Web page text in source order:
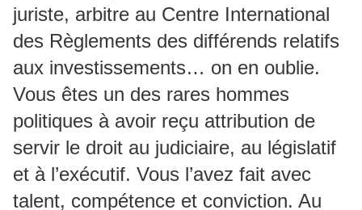
juriste, arbitre au Centre International
des Règlements des différends relatifs
aux investissements… on en oublie.
Vous êtes un des rares hommes
politiques à avoir reçu attribution de
servir le droit au judiciaire, au législatif
et à l’exécutif. Vous l’avez fait avec
talent, compétence et conviction. Au